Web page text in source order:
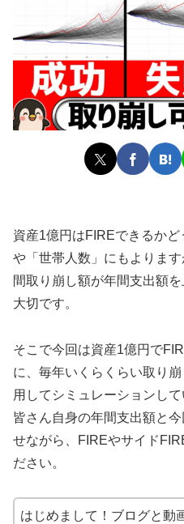
資産1億円はFIREできるかど
や「世帯人数」にもよりま
間取り崩し額が年間支出額
大切です。
そこで今回は資産1億円で
に、毎年いくらくらい取り
用してシミュレーションして
皆さん自身の年間支出額と
せながら、FIREやサイド
ださい。
はじめまして！ブログと動